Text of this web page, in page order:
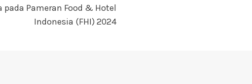
Pameran Food & Hotel
Indonesia (FHI) 2024